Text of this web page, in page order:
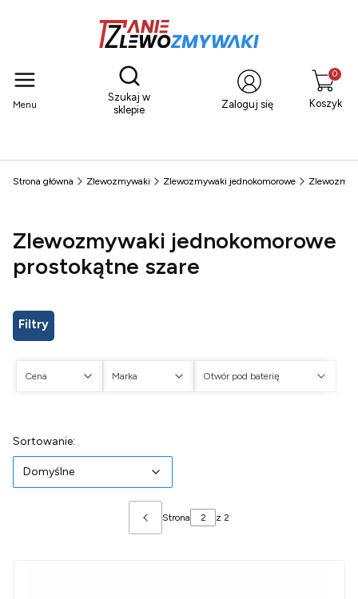
Menu
Otwórz wyszukiwarkę
Szukaj w
sklepie
Zaloguj się Koszyk
Strona główna Zlewozmywaki Zlewozmywaki jednokomorowe
Zlewozmywaki jednokomorowe
prostokątne szare
Filtry
Cena Marka Otwór pod baterię
Lista produktów
Sortowanie:
Domyślne
Poprzednie produkty
Strona z 2